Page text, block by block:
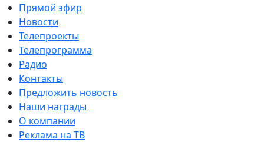
Прямой эфир
Новости
Телепроекты
Телепрограмма
Радио
Контакты
Предложить новость
Наши награды
О компании
Реклама на ТВ